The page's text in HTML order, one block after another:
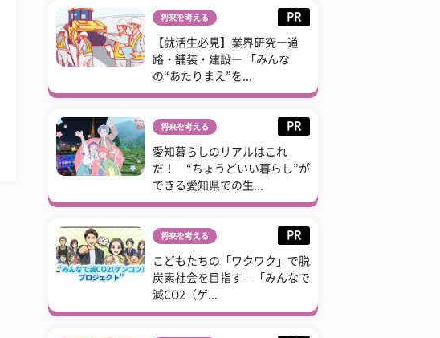
将来を考える PR
【就活生必見】業界研究ー道
路・舗装・建設ー 「みんな
の“あたりまえ”を...
将来を考える PR
愛知暮らしのリアルはこれ
だ！ “ちょうどいい暮らし”が
できる愛知県での生...
将来を考える PR
こどもたちの「ワクワク」で脱
炭素社会を目指す – 「みんなで
減CO2（ゲ...